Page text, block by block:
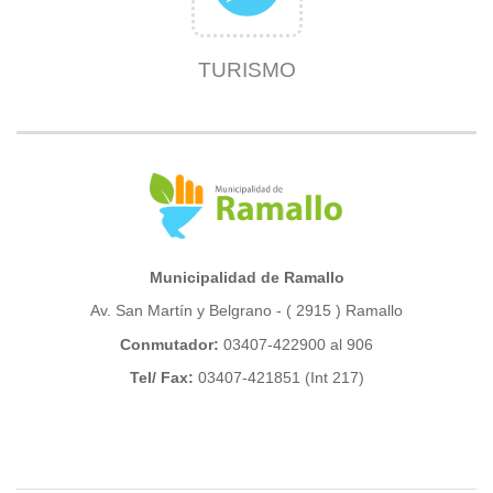
TURISMO
Municipalidad de Ramallo
Av. San Martín y Belgrano - ( 2915 ) Ramallo
Conmutador: 03407-422900 al 906
Tel/ Fax: 03407-421851 (Int 217)